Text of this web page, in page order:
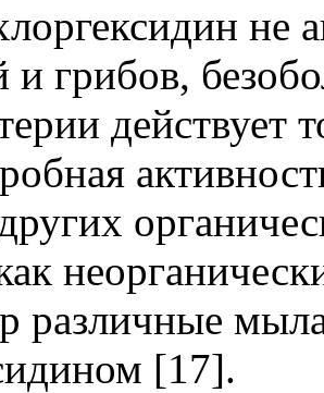
не
и грибов,
действует
различные
[17].